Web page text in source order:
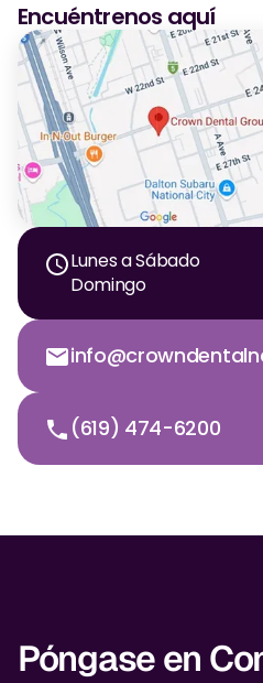
Dr. Christian Bastien
Dr. Allen Newman
Dr. Marco Casco
Solicitar
Encuéntrenos aquí
Lunes a Sábado
Domingo
(619) 474-6200
Póngase en